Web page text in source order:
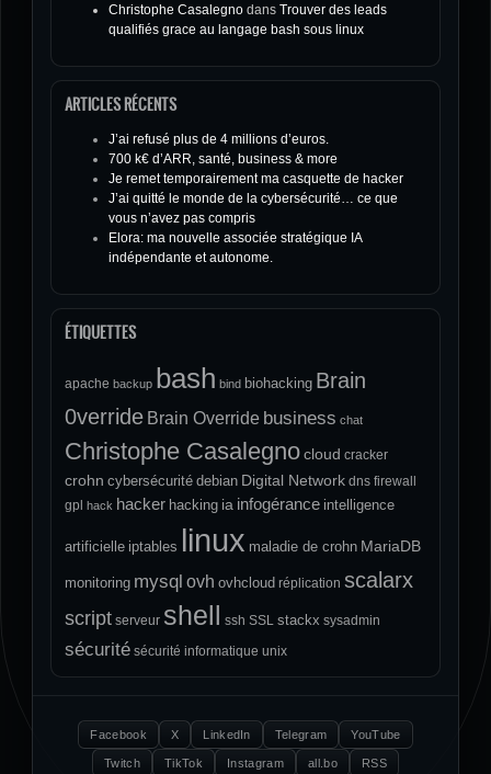
Christophe Casalegno dans Trouver des leads
qualifiés grace au langage bash sous linux
ARTICLES RÉCENTS
J’ai refusé plus de 4 millions d’euros.
700 k€ d’ARR, santé, business & more
Je remet temporairement ma casquette de hacker
J’ai quitté le monde de la cybersécurité… ce que
vous n’avez pas compris
Elora: ma nouvelle associée stratégique IA
indépendante et autonome.
ÉTIQUETTES
apache backup bash bind biohacking Brain
0verride Brain Override business chat
Christophe Casalegnocloud cracker
crohn cybersécurité debian Digital Network dns firewall
gpl
hack hacker hacking ia infogérance intelligence
artificielle iptables linux maladie de crohn MariaDB
monitoring mysql ovh ovhcloud réplication scalarx
script serveur shell ssh SSL stackx sysadmin
sécurité sécurité informatique unix
Facebook X LinkedIn Telegram YouTube
Twitch TikTok Instagram all.bo RSS